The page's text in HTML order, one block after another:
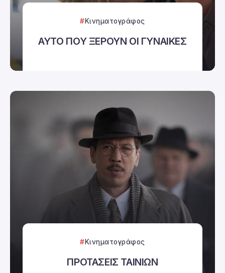
Κινηματογράφος
ΑΥΤΟ ΠΟΥ ΞΕΡΟΥΝ ΟΙ ΓΥΝΑΙΚΕΣ
Κινηματογράφος
ΠΡΟΤΑΣΕΙΣ ΤΑΙΝΙΩΝ